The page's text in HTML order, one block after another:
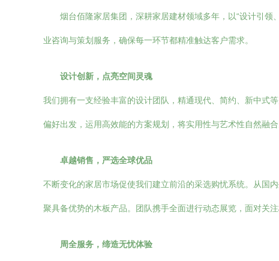
烟台佰隆家居集团，深耕家居建材领域多年，以“设计引
业咨询与策划服务，确保每一环节都精准触达客户需求。
设计创新，点亮空间灵魂
我们拥有一支经验丰富的设计团队，精通现代、简约、新中式
偏好出发，运用高效能的方案规划，将实用性与艺术性自然融合
卓越销售，严选全球优品
不断变化的家居市场促使我们建立前沿的采选购忧系统。从国
聚具备优势的木板产品。团队携手全面进行动态展览，面对关
周全服务，缔造无忧体验